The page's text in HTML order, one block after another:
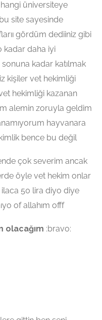
üniversiteye
site sayesinde
gördüm dediiniz gibi
kadar daha iyi
kadar katılmak
kişiler vet hekimliği
hekimliği kazanan
alemin zoruyla geldim
hayvanara
bence bu değil
çok severim ancak
öyle vet hekim onlar
50 lira diyo diye
of allahım offf
olacağım :bravo: